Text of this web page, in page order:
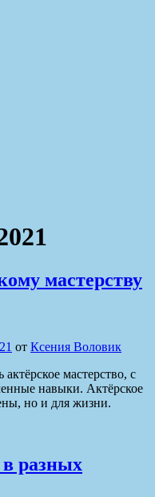
мастерству
от Ксения Воловик
мастерство, с
навыки. Актёрское
но и для жизни.
разных